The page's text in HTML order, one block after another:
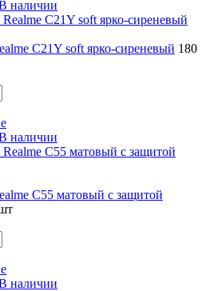
наличии
C21Y soft ярко-сиреневый 180
наличии
C55 матовый с защитой
наличии